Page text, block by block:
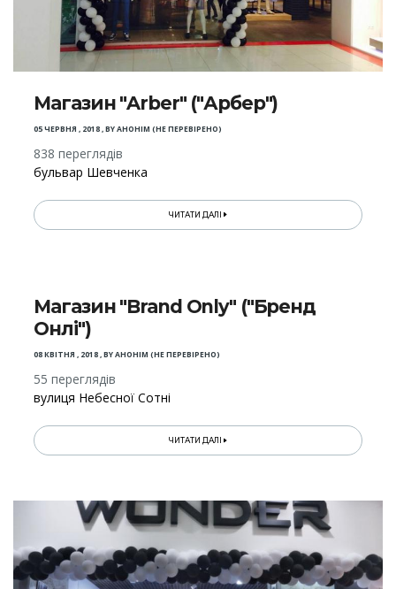
Магазин "Arber" ("Арбер")
05 ЧЕРВНЯ , 2018,BYАНОНІМ (НЕ ПЕРЕВІРЕНО)
838 переглядів
бульвар Шевченка
ЧИТАТИ ДАЛІ
Магазин "Brand Only" ("Бренд
Онлі")
08 КВІТНЯ , 2018,BYАНОНІМ (НЕ ПЕРЕВІРЕНО)
55 переглядів
вулиця Небесної Сотні
ЧИТАТИ ДАЛІ